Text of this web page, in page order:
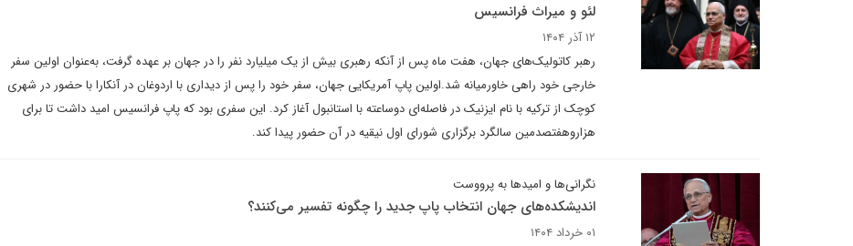
لئو و میراث فرانسیس
۱۲ آذر ۱۴۰۴
رهبر کاتولیک‌های جهان، هفت ماه پس از آنکه رهبری بیش از یک میلیارد نفر را در جهان بر عهده گرفت، به‌عنوان اولین سفر
خارجی خود راهی خاورمیانه شد.اولین پاپ آمریکایی جهان، سفر خود را پس از دیداری با اردوغان در آنکارا با حضور در شهری
کوچک از ترکیه با نام ایزنیک در فاصله‌ای دوساعته با استانبول آغاز کرد. این سفری بود که پاپ فرانسیس امید داشت تا برای
هزاروهفتصدمین سالگرد برگزاری شورای اول نیقیه در آن حضور پیدا کند.
نگرانی‌ها و امیدها به پرووست
اندیشکده‌های جهان انتخاب پاپ جدید را چگونه تفسیر می‌کنند؟
۰۱ خرداد ۱۴۰۴